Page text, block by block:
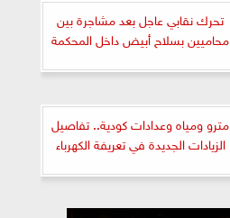
تحرك نقابي عاجل بعد مشاجرة بين
محاميين بسلاح أبيض داخل المحكمة
مترو ومياه وعدادات كودية.. تفاصيل
الزيادات الجديدة في تعريفة الكهرباء